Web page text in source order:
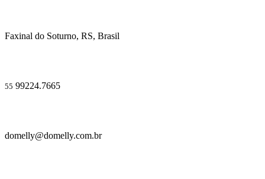
Faxinal do Soturno, RS, Brasil
55 99224.7665
domelly@domelly.com.br